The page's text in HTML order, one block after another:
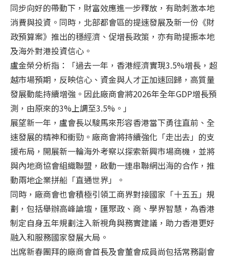
同步向好的帶動下，財富效應進一步釋放，有助刺激本地
消費與投資。同時，北部都會區的提速發展及新一份《財
政預算案》推出的穩經濟、促增長政策，亦有助提振本地
及海外對港投資信心。
盧金榮分析指：「過去一年，香港經濟實現3.5%增長，超
越市場預期，反映信心、資金與人才正加速回歸，高質量
發展動能持續增強。因此廠商會將2026年全年GDP增長預
測，由原來的3%上調至3.5%。」
展望新一年，盧會長以駿馬來形容香港當下勇往直前、全
速發展的精神和衝勁。廠商會將持續強化「走出去」的支
援布局，開展新一輪海外考察以探索新興市場商機，並將
與內地商協會組織聯盟，啟動一連串聯網出海的合作，推
動兩地企業拼船「直通世界」。
同時，廠商會也會積極引領工商界對接國家「十五五」規
劃，包括舉辦高峰論壇，匯聚政、商、學界智慧，為香港
制定自身五年規劃注入新視角與務實建議，助力香港更好
融入和服務國家發展大局。
出席新春團拜的廠商會首長及會董會成員尚包括常務副會